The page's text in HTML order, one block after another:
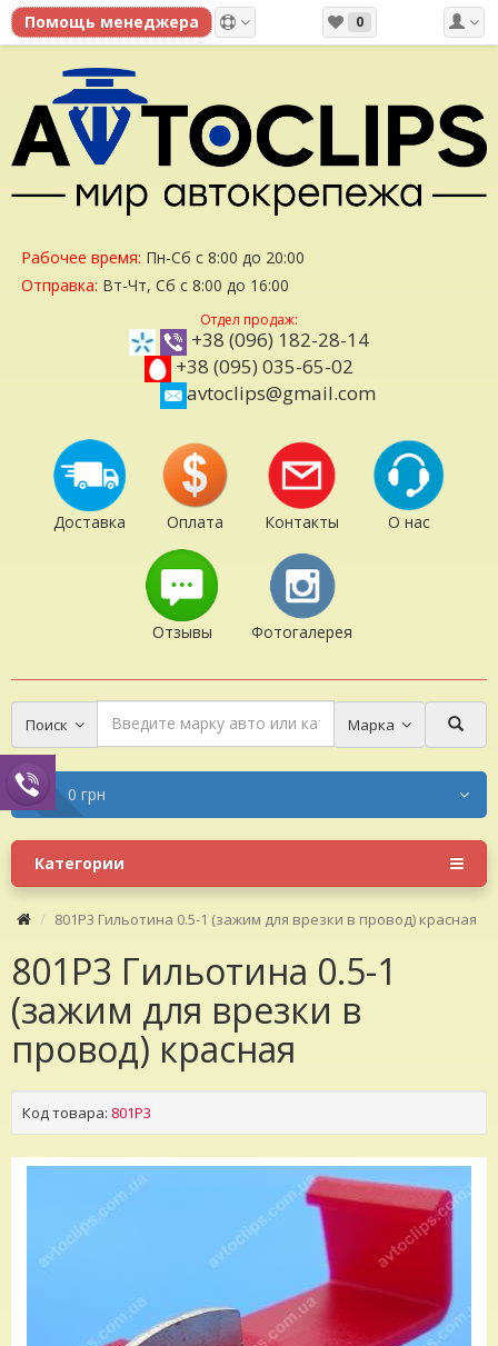
0
Рабочее время: Пн-Сб с 8:00 до 20:00
Отправка: Вт-Чт, Сб с 8:00 до 16:00
Отдел продаж:
+38 (096) 182-28-14
+38 (095) 035-65-02
avtoclips@gmail.com
Доставка Оплата Контакты О нас
Отзывы Фотогалерея
Поиск Марка
0 грн
Категории
801P3 Гильотина 0.5-1 (зажим для врезки в провод) красная
801P3 Гильотина 0.5-1
(зажим для врезки в
провод) красная
Код товара: 801P3